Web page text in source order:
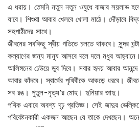
এ ধরায়। তেমনি নতুন নতুন ওষুধে বাজার সয়লাভ
যাবে। শিশুরা আবার খেলবে খোলা মাঠে। দৌঁড়াবে
সহপাঠীদের সাথে।
জীবনের সবকিছু স্বীয় গতিতে চলতে থাকবে। সুন্দর
কল্যাণের জন্য মানুষ আসবে দলে দলে মধুর আহ্বানে।
আলিঙ্গনের ঢেউয়ে ডুব দিবে। সবার হৃদয় আবার
আবার কাঁদবে। স্বার্থের পৃথিবীকে আকড়ে ধরবে।
সব রঙ। পুতুল-নৃত্য’র মোহ। দুনিয়ার জাদু।
পথিক এবারে অবশ্য দৃঢ় প্রতিজ্ঞ। সেই জাদুর
পরিবেষ্টনকারী একজন আছেন যে তাকে দেখছেন।